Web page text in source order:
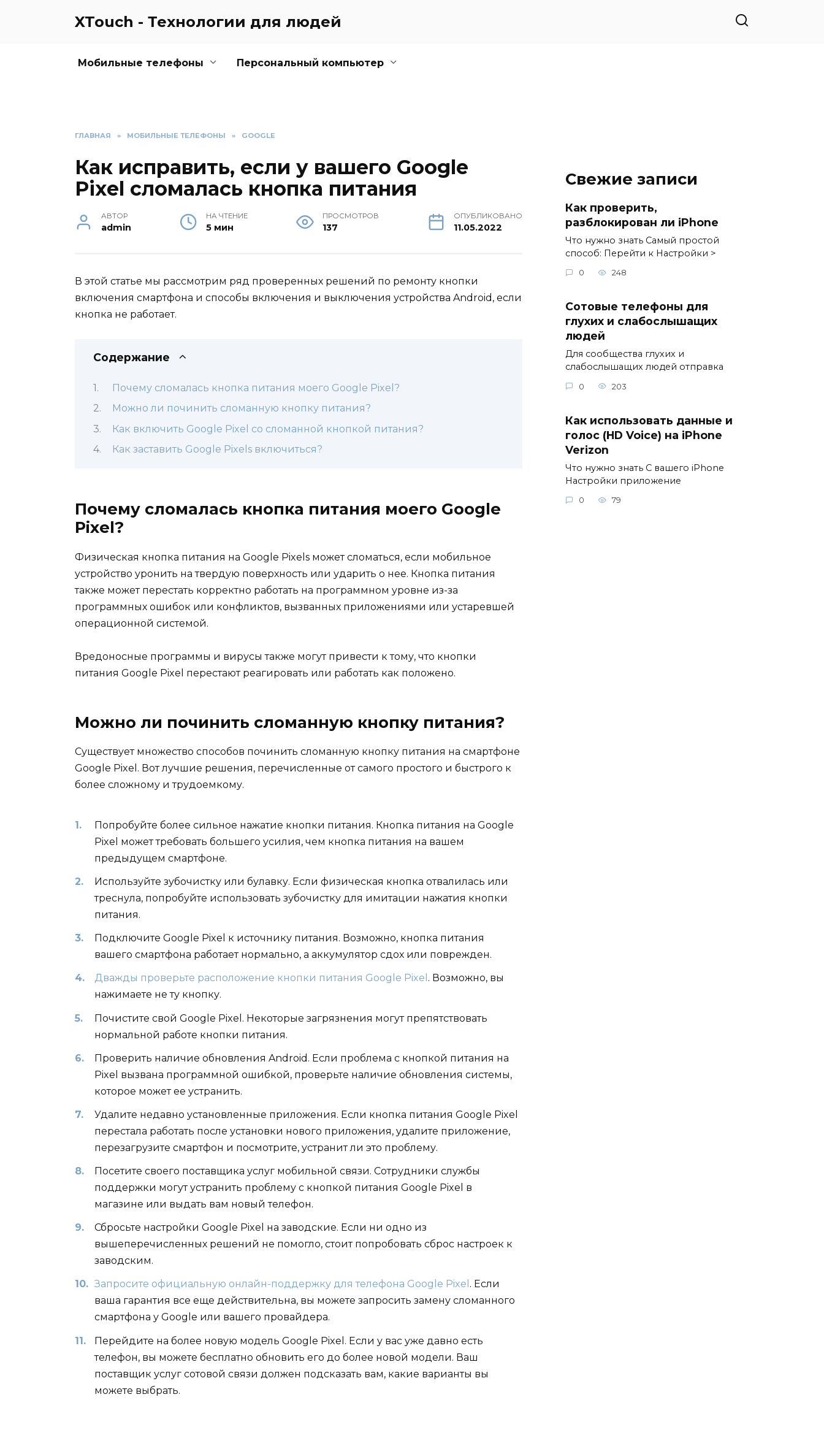
XTouch - Технологии для людей
Мобильные телефоны Персональный компьютер
ГЛАВНАЯ » МОБИЛЬНЫЕ ТЕЛЕФОНЫ » GOOGLE
Как исправить, если у вашего Google
Pixel сломалась кнопка питания
АВТОР
admin
НА ЧТЕНИЕ
5 мин
ПРОСМОТРОВ
137
ОПУБЛИКОВАНО
11.05.2022
В этой статье мы рассмотрим ряд проверенных решений по ремонту кнопки
включения смартфона и способы включения и выключения устройства Android, если
кнопка не работает.
Содержание
Почему сломалась кнопка питания моего Google Pixel?
Можно ли починить сломанную кнопку питания?
Как включить Google Pixel со сломанной кнопкой питания?
Как заставить Google Pixels включиться?
Почему сломалась кнопка питания моего Google
Pixel?
Физическая кнопка питания на Google Pixels может сломаться, если мобильное
устройство уронить на твердую поверхность или ударить о нее. Кнопка питания
также может перестать корректно работать на программном уровне из-за
программных ошибок или конфликтов, вызванных приложениями или устаревшей
операционной системой.
Вредоносные программы и вирусы также могут привести к тому, что кнопки
питания Google Pixel перестают реагировать или работать как положено.
Можно ли починить сломанную кнопку питания?
Существует множество способов починить сломанную кнопку питания на смартфоне
Google Pixel. Вот лучшие решения, перечисленные от самого простого и быстрого к
более сложному и трудоемкому.
Попробуйте более сильное нажатие кнопки питания. Кнопка питания на Google
Pixel может требовать большего усилия, чем кнопка питания на вашем
предыдущем смартфоне.
Используйте зубочистку или булавку. Если физическая кнопка отвалилась или
треснула, попробуйте использовать зубочистку для имитации нажатия кнопки
питания.
Подключите Google Pixel к источнику питания. Возможно, кнопка питания
вашего смартфона работает нормально, а аккумулятор сдох или поврежден.
Дважды проверьте расположение кнопки питания Google Pixel . Возможно, вы
нажимаете не ту кнопку.
Почистите свой Google Pixel. Некоторые загрязнения могут препятствовать
нормальной работе кнопки питания.
Проверить наличие обновления Android. Если проблема с кнопкой питания на
Pixel вызвана программной ошибкой, проверьте наличие обновления системы,
которое может ее устранить.
Удалите недавно установленные приложения. Если кнопка питания Google Pixel
перестала работать после установки нового приложения, удалите приложение,
перезагрузите смартфон и посмотрите, устранит ли это проблему.
Посетите своего поставщика услуг мобильной связи. Сотрудники службы
поддержки могут устранить проблему с кнопкой питания Google Pixel в
магазине или выдать вам новый телефон.
Сбросьте настройки Google Pixel на заводские. Если ни одно из
вышеперечисленных решений не помогло, стоит попробовать сброс настроек к
заводским.
Запросите официальную онлайн-поддержку для телефона Google Pixel . Если
ваша гарантия все еще действительна, вы можете запросить замену сломанного
смартфона у Google или вашего провайдера.
Перейдите на более новую модель Google Pixel. Если у вас уже давно есть
телефон, вы можете бесплатно обновить его до более новой модели. Ваш
поставщик услуг сотовой связи должен подсказать вам, какие варианты вы
можете выбрать.
Свежие записи
Как проверить,
разблокирован ли iPhone
Что нужно знать Самый простой
способ: Перейти к Настройки >
0 248
Сотовые телефоны для
глухих и слабослышащих
людей
Для сообщества глухих и
слабослышащих людей отправка
0 203
Как использовать данные и
голос (HD Voice) на iPhone
Verizon
Что нужно знать С вашего iPhone
Настройки приложение
0 79